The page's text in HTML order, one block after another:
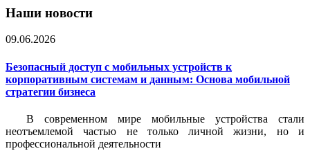
Наши новости
09.06.2026
Безопасный доступ с мобильных устройств к
корпоративным системам и данным: Основа мобильной
стратегии бизнеса
В современном мире мобильные устройства стали
неотъемлемой частью не только личной жизни, но и
профессиональной деятельности